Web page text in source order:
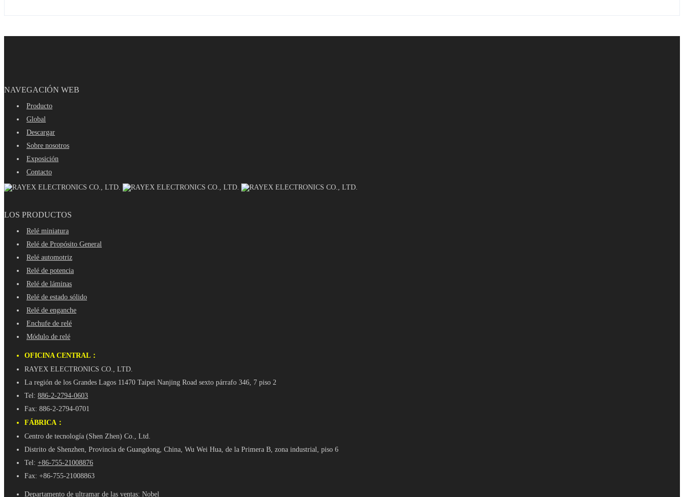
NAVEGACIÓN WEB
Producto
Global
Descargar
Sobre nosotros
Exposición
Contacto
LOS PRODUCTOS
Relé miniatura
Relé de Propósito General
Relé automotriz
Relé de potencia
Relé de láminas
Relé de estado sólido
Relé de enganche
Enchufe de relé
Módulo de relé
OFICINA CENTRAL：
RAYEX ELECTRONICS CO., LTD.
La región de los Grandes Lagos 11470 Taipei Nanjing Road sexto párrafo 346, 7 piso 2
Tel: 886-2-2794-0603
Fax: 886-2-2794-0701
FÁBRICA：
Centro de tecnología (Shen Zhen) Co., Ltd.
Distrito de Shenzhen, Provincia de Guangdong, China, Wu Wei Hua, de la Primera B, zona industrial, piso 6
Tel: +86-755-21008876
Fax: +86-755-21008863
Departamento de ultramar de las ventas: Nobel